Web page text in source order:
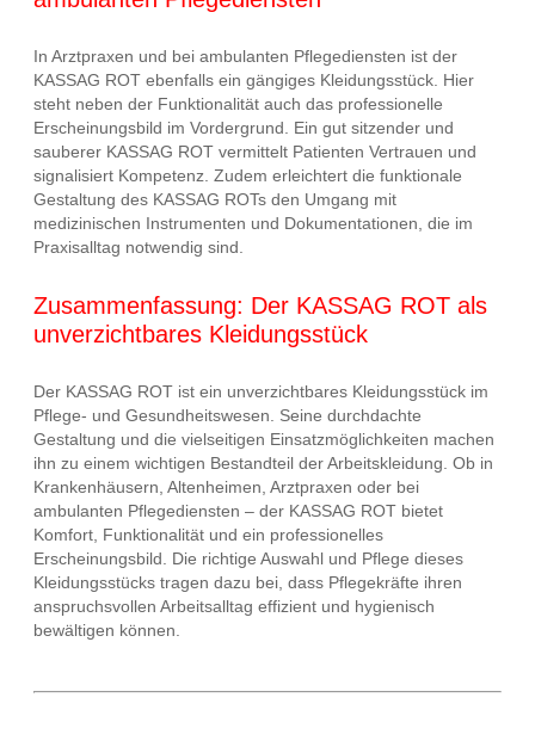
In Arztpraxen und bei ambulanten Pflegediensten ist der
KASSAG ROT ebenfalls ein gängiges Kleidungsstück. Hier
steht neben der Funktionalität auch das professionelle
Erscheinungsbild im Vordergrund. Ein gut sitzender und
sauberer KASSAG ROT vermittelt Patienten Vertrauen und
signalisiert Kompetenz. Zudem erleichtert die funktionale
Gestaltung des KASSAG ROTs den Umgang mit
medizinischen Instrumenten und Dokumentationen, die im
Praxisalltag notwendig sind.
Zusammenfassung: Der KASSAG ROT als
unverzichtbares Kleidungsstück
Der KASSAG ROT ist ein unverzichtbares Kleidungsstück im
Pflege- und Gesundheitswesen. Seine durchdachte
Gestaltung und die vielseitigen Einsatzmöglichkeiten machen
ihn zu einem wichtigen Bestandteil der Arbeitskleidung. Ob in
Krankenhäusern, Altenheimen, Arztpraxen oder bei
ambulanten Pflegediensten – der KASSAG ROT bietet
Komfort, Funktionalität und ein professionelles
Erscheinungsbild. Die richtige Auswahl und Pflege dieses
Kleidungsstücks tragen dazu bei, dass Pflegekräfte ihren
anspruchsvollen Arbeitsalltag effizient und hygienisch
bewältigen können.